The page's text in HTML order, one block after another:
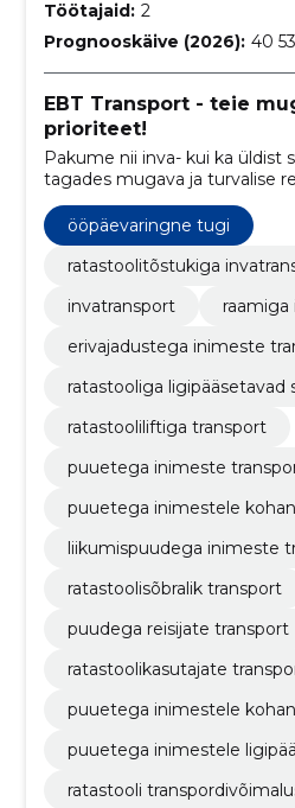
Töötajaid: 2
Prognooskäive (2026): 40
EBT Transport - teie
prioriteet!
Pakume nii inva- kui ka üldist
tagades mugava ja turvalise
teenuseid vastavalt klientide
Eesti.
ööpäevaringne tugi
ratastoolitõstukiga
invatransport
raamiga
erivajadustega inimeste
ratastooliga ligipääsetavad
ratastooliliftiga transport
puuetega inimeste
puuetega inimestele
liikumispuudega inimeste
ratastoolisõbralik transport
puudega reisijate transport
ratastoolikasutajate
puuetega inimestele
puuetega inimestele
ratastooli